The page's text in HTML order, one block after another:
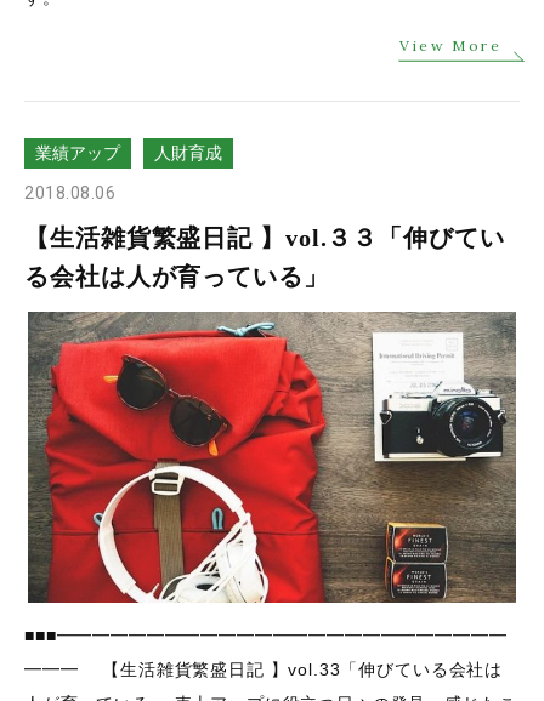
View More
業績アップ 人財育成
2018.08.06
【生活雑貨繁盛日記 】vol.３３「伸びてい
る会社は人が育っている」
■■■━━━━━━━━━━━━━━━━━━━━━━━━━
━━━ 【生活雑貨繁盛日記 】vol.33「伸びている会社は